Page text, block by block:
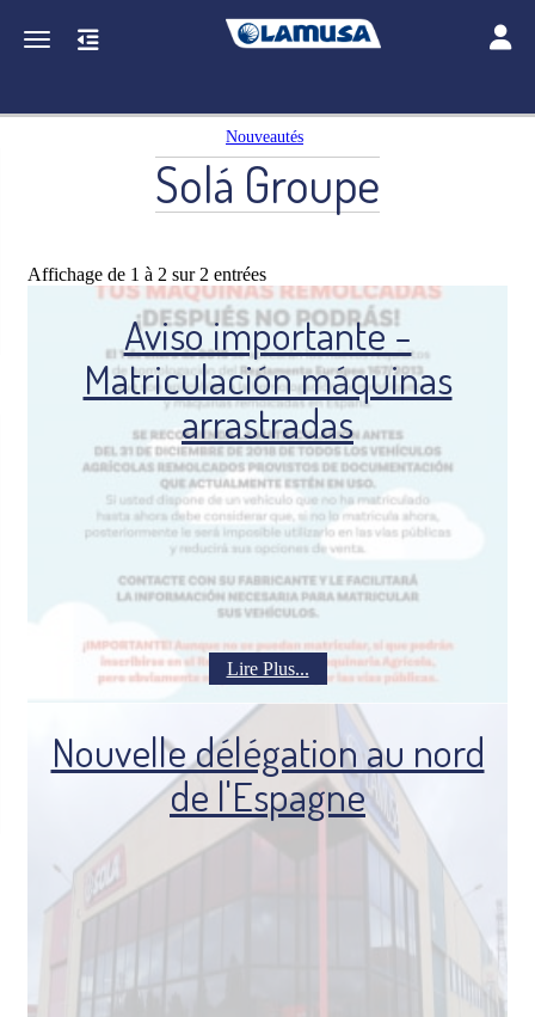
Toggle navigation
Nouveautés
Solá Groupe
Affichage de 1 à 2 sur 2 entrées
Aviso importante -
Matriculación máquinas
arrastradas
Lire Plus...
Nouvelle délégation au nord
de l'Espagne